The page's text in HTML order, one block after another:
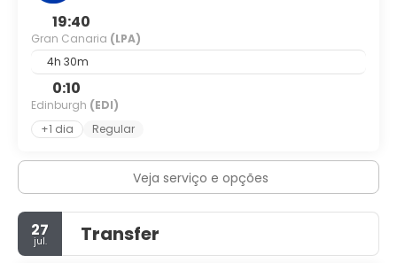
19:40
Gran Canaria (LPA)
4h 30m
0:10
Edinburgh (EDI)
+1 dia
Regular
Veja serviço e opções
27
jul. Transfer